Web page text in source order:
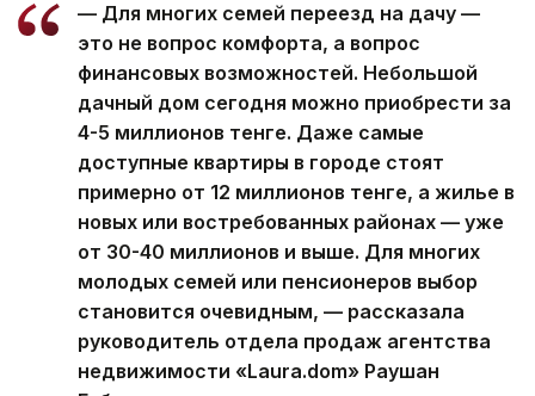
— Для многих семей переезд на дачу —
это не вопрос комфорта, а вопрос
финансовых возможностей. Небольшой
дачный дом сегодня можно приобрести за
4-5 миллионов тенге. Даже самые
доступные квартиры в городе стоят
примерно от 12 миллионов тенге, а жилье в
новых или востребованных районах — уже
от 30-40 миллионов и выше. Для многих
молодых семей или пенсионеров выбор
становится очевидным, — рассказала
руководитель отдела продаж агентства
недвижимости «Laura.dom» Раушан